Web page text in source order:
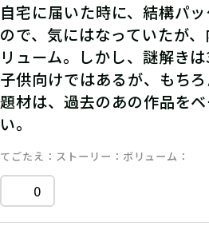
自宅に届いた時に、結構パ
ので、気にはなっていたが
リューム。しかし、謎解き
子供向けではあるが、もちろ
題材は、過去のあの作品を
い。
てごたえ ストーリー ボリューム
0